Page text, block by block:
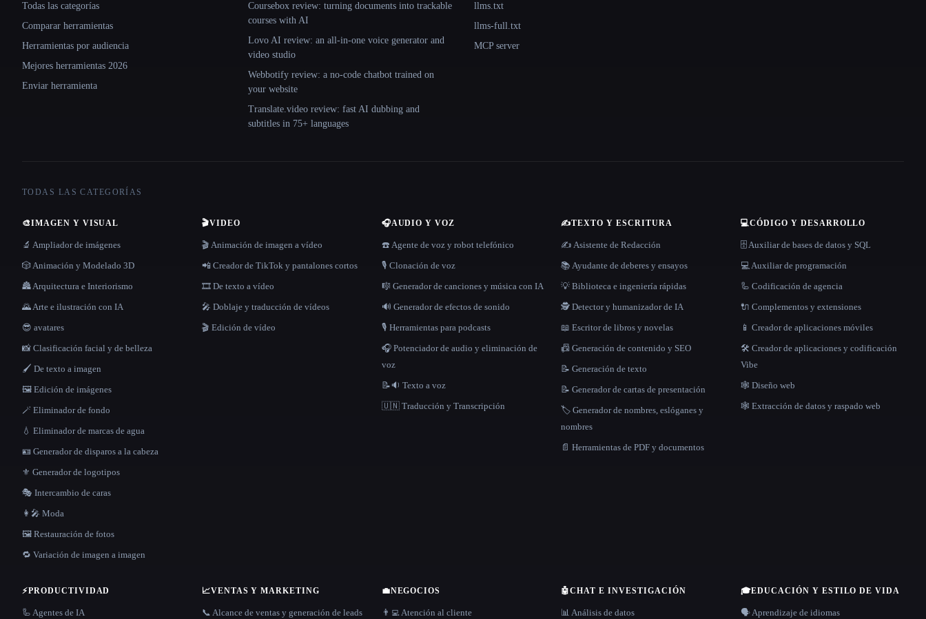
Todas las categorías
Comparar herramientas
Herramientas por audiencia
Mejores herramientas 2026
Enviar herramienta
Coursebox review: turning documents into trackable
courses with AI
Lovo AI review: an all-in-one voice generator and
video studio
Webbotify review: a no-code chatbot trained on
your website
Translate.video review: fast AI dubbing and
subtitles in 75+ languages
llms.txt
llms-full.txt
MCP server
TODAS LAS CATEGORÍAS
🎨IMAGEN Y VISUAL
🔬 Ampliador de imágenes
🎲 Animación y Modelado 3D
🏯 Arquitectura e Interiorismo
🌄 Arte e ilustración con IA
😎 avatares
📸 Clasificación facial y de belleza
🖌️ De texto a imagen
🖼️ Edición de imágenes
🪄 Eliminador de fondo
💧 Eliminador de marcas de agua
🪪 Generador de disparos a la cabeza
⚜️ Generador de logotipos
🎭 Intercambio de caras
👩‍🎤 Moda
🖼️ Restauración de fotos
🔁 Variación de imagen a imagen
🎬VIDEO
🎬 Animación de imagen a vídeo
📲 Creador de TikTok y pantalones cortos
🎞️ De texto a vídeo
🎤 Doblaje y traducción de vídeos
🎬 Edición de vídeo
🎧AUDIO Y VOZ
☎️ Agente de voz y robot telefónico
🎙️ Clonación de voz
🎼 Generador de canciones y música con IA
🔊 Generador de efectos de sonido
🎙️ Herramientas para podcasts
🎧 Potenciador de audio y eliminación de
voz
📝🔉 Texto a voz
🇺🇳 Traducción y Transcripción
✍️TEXTO Y ESCRITURA
✍️ Asistente de Redacción
📚 Ayudante de deberes y ensayos
💡 Biblioteca e ingeniería rápidas
🕵️ Detector y humanizador de IA
📖 Escritor de libros y novelas
📠 Generación de contenido y SEO
📝 Generación de texto
📝 Generador de cartas de presentación
🏷️ Generador de nombres, eslóganes y
nombres
📄 Herramientas de PDF y documentos
💻CÓDIGO Y DESARROLLO
🗄️ Auxiliar de bases de datos y SQL
💻 Auxiliar de programación
🦾 Codificación de agencia
🔌 Complementos y extensiones
📱 Creador de aplicaciones móviles
🛠️ Creador de aplicaciones y codificación
Vibe
🕸 Diseño web
🕸️ Extracción de datos y raspado web
⚡PRODUCTIVIDAD
🦾 Agentes de IA
📈VENTAS Y MARKETING
📞 Alcance de ventas y generación de leads
💼NEGOCIOS
👨‍💻 Atención al cliente
🤖CHAT E INVESTIGACIÓN
📊 Análisis de datos
🎓EDUCACIÓN Y ESTILO DE VIDA
🗣️ Aprendizaje de idiomas